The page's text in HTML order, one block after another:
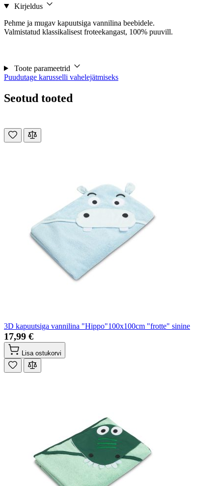
Kirjeldus
Pehme ja mugav kapuutsiga vannilina beebidele.
Valmistatud klassikalisest froteekangast, 100% puuvill.
Toote parameetrid
Puudutage karusselli vahelejätmiseks
Seotud tooted
3D kapuutsiga vannilina "Hippo"100x100cm "frotte" sinine
17,99 €
Lisa ostukorvi